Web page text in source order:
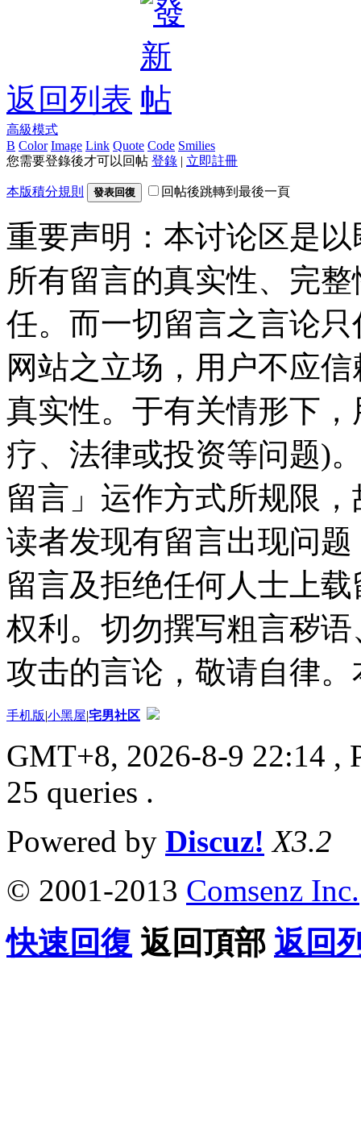
返回列表
高級模式
B Color Image Link Quote Code Smilies
您需要登錄後才可以回帖 登錄 | 立即註冊
本版積分規則 發表回復 回帖後跳轉到最後一頁
重要声明：本讨论区是
所有留言的真实性、完
任。而一切留言之言论
网站之立场，用户不应
真实性。于有关情形下
疗、法律或投资等问题)
留言」运作方式所规限
读者发现有留言出现问
留言及拒绝任何人士上
权利。切勿撰写粗言秽
攻击的言论，敬请自律
手机版|小黑屋|宅男社区
GMT+8, 2026-8-9 22:14 ,
25 queries .
Powered by Discuz! X3.2
© 2001-2013 Comsenz Inc.
快速回復 返回頂部 返回